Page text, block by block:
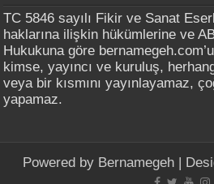
TC 5846 sayılı Fikir ve Sanat
haklarına ilişkin hükümlerine ve
Hukukuna göre
kimse, yayıncı ve kuruluş,
veya bir kısmını yayınlayamaz,
yapamaz.
Powered by Bernamegeh|